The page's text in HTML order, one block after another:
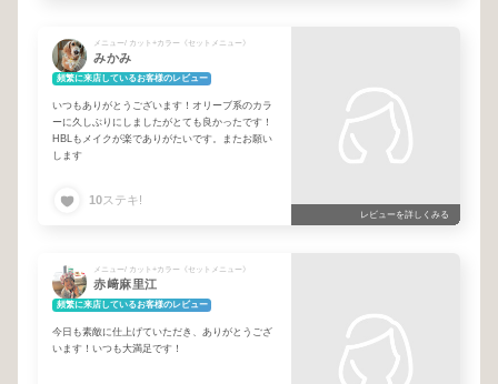
メニュー/ カット+カラー《セットメニュー》
みかみ
頻繁に来店しているお客様のレビュー
いつもありがとうございます！オリーブ系のカラ
ーに久しぶりにしましたがとても良かったです！
HBLもメイクが楽でありがたいです。またお願い
します
10ステキ!
レビューを詳しくみる
メニュー/ カット+カラー《セットメニュー》
赤﨑麻里江
頻繁に来店しているお客様のレビュー
今日も素敵に仕上げていただき、ありがとうござ
います！いつも大満足です！